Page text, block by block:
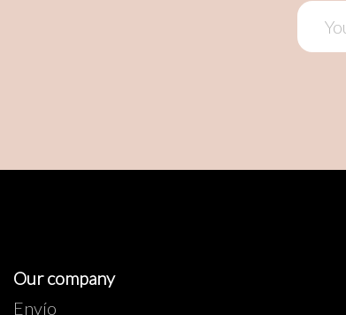
Our company
Envío